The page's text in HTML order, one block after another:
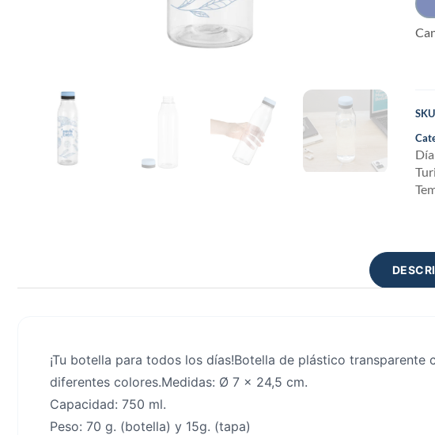
¡Tu botella para todos los días!Botella de plástico
diferentes colores.Medidas: Ø 7 x 24,5 cm.
Capacidad: 750 ml.
Peso: 70 g. (botella) y 15g. (tapa)